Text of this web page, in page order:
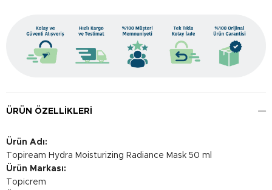
ÜRÜN ÖZELLIKLERI
Ürün Adı:
Topiream Hydra Moisturizing Radiance Mask 50 ml
Ürün Markası:
Topicrem